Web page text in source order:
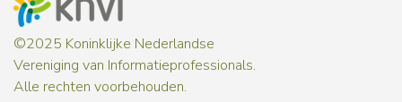
©2025 Koninklijke Nederlandse
Vereniging van Informatieprofessionals.
Alle rechten voorbehouden.